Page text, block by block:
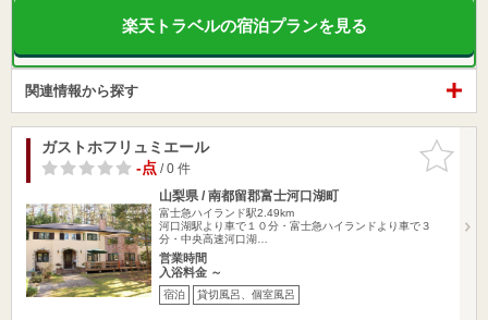
楽天トラベルの宿泊プランを見る
関連情報から探す
お気に入
りに追加
ガストホフリュミエール
-点/ 0 件
山梨県 / 南都留郡富士河口湖町
富士急ハイランド駅2.49km
河口湖駅より車で１０分・富士急ハイランドより車で３
分・中央高速河口湖…
営業時間
入浴料金 ～
宿泊 貸切風呂、個室風呂